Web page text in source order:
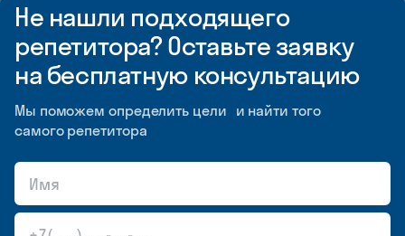
Не нашли подходящего
репетитора? Оставьте заявку
на бесплатную консультацию
Мы поможем определить цели и найти того
самого репетитора